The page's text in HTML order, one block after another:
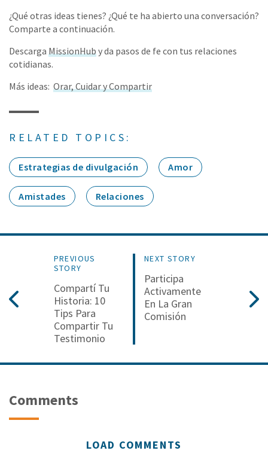
¿Qué otras ideas tienes? ¿Qué te ha abierto una conversación?
Comparte a continuación.
Descarga MissionHuby da pasos de fe con tus relaciones
cotidianas.
Más ideas: Orar, Cuidar y Compartir
RELATED TOPICS:
Estrategias de divulgación Amor
Amistades Relaciones
PREVIOUS
STORY
Compartí Tu
Historia: 10
Tips Para
Compartir Tu
Testimonio
NEXT STORY
Participa
Activamente
En La Gran
Comisión
Comments
LOAD COMMENTS